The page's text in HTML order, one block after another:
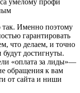
умелому профи
так. Именно поэтому
гарантировать
что делаем, и точно
будут достигнуты.
«оплата за лиды»—
обращения к вам
от сайта и ниши